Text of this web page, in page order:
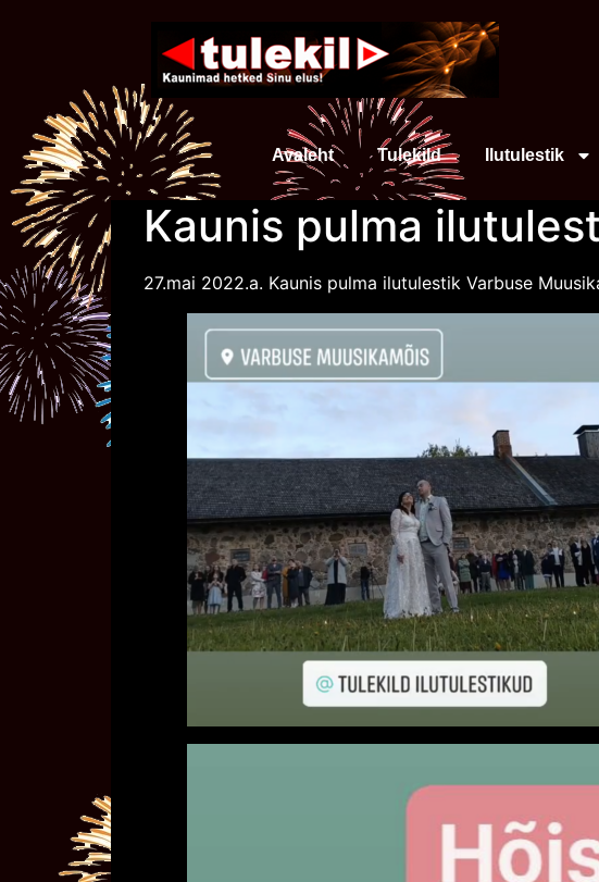
Avaleht Tulekild Ilutulestik
Kaunis pulma
27.mai 2022.a. Kaunis pulma ilutulestik Varbuse